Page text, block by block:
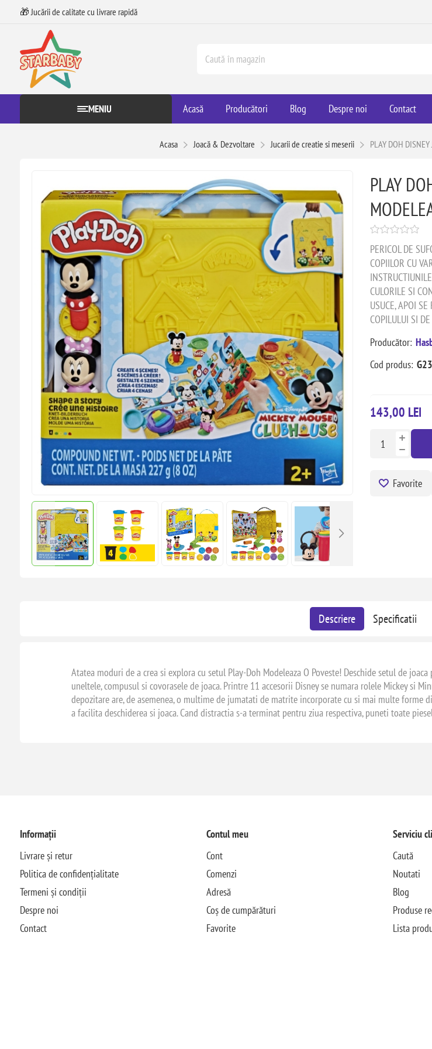
🎁 Jucării de calitate cu livrare rapidă
MENIU Acasă Producători Blog Despre noi Contact
Acasa Joacă & Dezvoltare Jucarii de creatie si meserii PLAY DOH
PLAY
PERICOL DE
COPIILOR CU
CULORILE SI
USUCE, APOI
COPILULUI SI
Producător:
Cod produs:
143,00 LEI
Favorite
Descriere Specificatii
Atatea moduri de a crea si explora cu setul Play-Doh Modeleaza O Poveste! Deschide setul de
uneltele, compusul si covorasele de joaca. Printre 11 accesorii Disney se numara rolele Mickey si
depozitare are, de asemenea, o multime de jumatati de matrite incorporate cu si mai multe forme
a facilita deschiderea si joaca. Cand distractia s-a terminat pentru ziua respectiva, puneti toate
Informații
Livrare și retur
Politica de confidențialitate
Termeni și condiții
Despre noi
Contact
Contul meu
Cont
Comenzi
Adresă
Coș de cumpărături
Favorite
Serviciu
Caută
Noutati
Blog
Produse
Lista